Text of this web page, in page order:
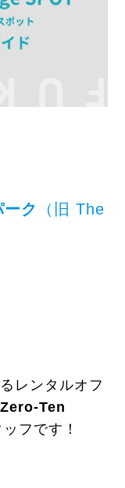
ク
（旧 The
レンタルオフ
Zero-Ten
ッフです！